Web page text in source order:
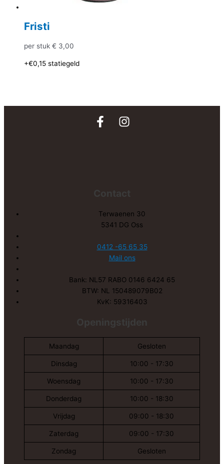
Fristi
per stuk € 3,00
+€0,15 statiegeld
Terwaenen 30
5341 DG Oss
0412 -65 65 35
Mail ons
Bank: NL57 RABO 0146 6424 65
BTW: NL 150489079B02
KvK: 59316403
Maandag Gesloten
Dinsdag 10:00 - 17:30
Woensdag 10:00 - 17:30
Donderdag 10:00 - 18:30
Vrijdag 09:00 - 18:30
Zaterdag 09:00 - 17:30
Zondag Gesloten